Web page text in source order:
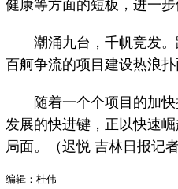
健康等方面的短板，进一步
潮涌九台，千帆竞发。
百舸争流的项目建设热浪扑
随着一个个项目的加快
发展的快进键，正以快速
局面。（迟悦 吉林日报记
编辑：杜伟